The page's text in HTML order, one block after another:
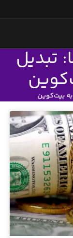
تبدیل
بیت‌کوین